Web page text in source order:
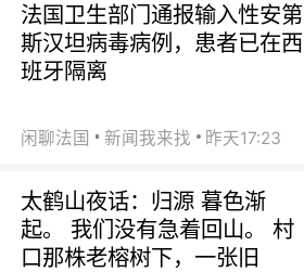
法国卫生部门通报输入性安第
斯汉坦病毒病例，患者已在西
班牙隔离
闲聊法国 新闻我来找 昨天17:23
太鹤山夜话：归源 暮色渐
起。 我们没有急着回山。 村
口那株老榕树下，一张旧